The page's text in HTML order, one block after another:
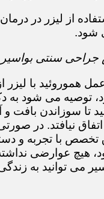
از لیزر در
شود.
جراحی سنتی
توصیه می شود به
تا سوزاندن بافت
اتفاق نیافتد. در
با تجربه و
هیچ عوارضی
می توانید به